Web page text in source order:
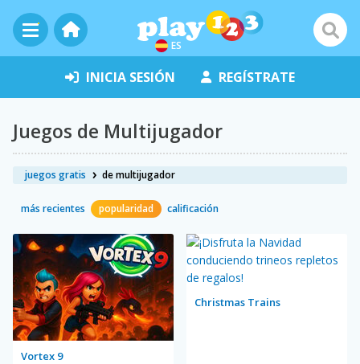
ES
INICIA SESIÓN REGÍSTRATE
Juegos de Multijugador
juegos gratis de multijugador
más recientes popularidad calificación
Vortex 9
Christmas Trains